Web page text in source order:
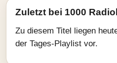
Zuletzt bei 1000
Zu diesem Titel liegen
der Tages-Playlist vor.